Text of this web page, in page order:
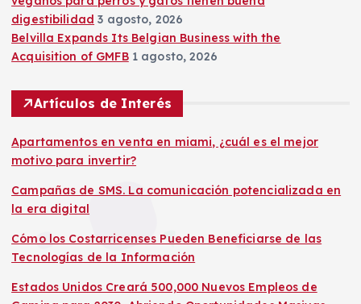
ó
n
d
e
e
n
t
digestibilidad 3 agosto, 2026
Belvilla Expands Its Belgian Business with the
Acquisition of GMFB 1 agosto, 2026
Artículos de Interés
Apartamentos en venta en miami, ¿cuál es el mejor
motivo para invertir?
Campañas de SMS. La comunicación potencializada en
la era digital
Cómo los Costarricenses Pueden Beneficiarse de las
Tecnologías de la Información
Estados Unidos Creará 500,000 Nuevos Empleos de